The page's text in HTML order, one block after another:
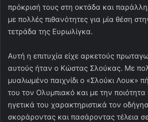
πρόκρισή τους στη οκτάδα και
με πολλές πιθανότητες για μία θέση
τετράδα της Ευρωλίγκα.
Αυτή η επιτυχία είχε αρκετούς
αυτούς ήταν ο Κώστας Σλούκας. Με
μυαλωμένο παιχνίδι ο «Σλούκι Λουκ»
του τον Ολυμπιακό και με την ποιότητα
ηγετικά του χαρακτηριστικά τον
σκοράροντας και πασάροντας τέλεια